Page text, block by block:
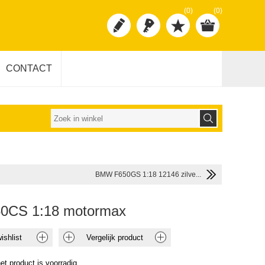
(0) (0)
CONTACT
BMW F650GS 1:18 12146 zilve...
1:18 motormax